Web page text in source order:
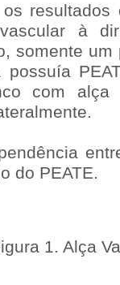
os
à
somente
possuía
com alça
do PEATE.
1. Alça